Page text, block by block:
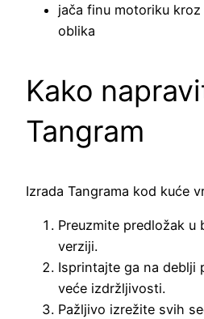
jača finu motoriku
oblika
Kako
Tangram
Izrada Tangrama kod kuće
Preuzmite predložak u
verziji.
Isprintajte ga na deblji
veće izdržljivosti.
Pažljivo izrežite svih